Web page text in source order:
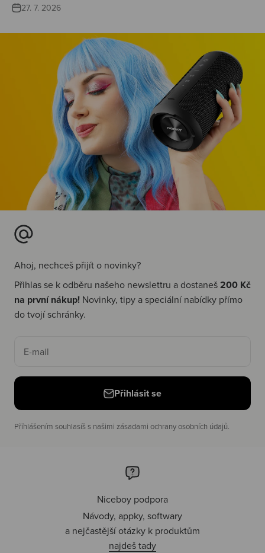
27. 7. 2026
Ahoj, nechceš přijít o novinky?
Přihlas se k odběru našeho newslettru a dostaneš200 Kč
na první nákup! Novinky, tipy a speciální nabídky přímo
do tvojí schránky.
E-mail
Přihlásit se
Příhlášením souhlasíš s našimi zásadami ochrany osobních údajů.
Niceboy podpora
Návody, appky, softwary
a nejčastější otázky k produktům
najdeš tady